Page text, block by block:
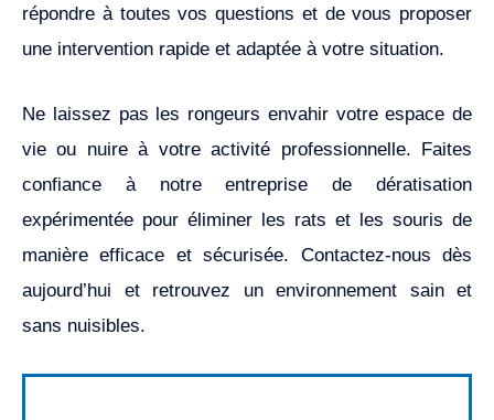
répondre à toutes vos questions et de vous proposer
une intervention rapide et adaptée à votre situation.
Ne laissez pas les rongeurs envahir votre espace de
vie ou nuire à votre activité professionnelle. Faites
confiance à notre entreprise de dératisation
expérimentée pour éliminer les rats et les souris de
manière efficace et sécurisée. Contactez-nous dès
aujourd’hui et retrouvez un environnement sain et
sans nuisibles.